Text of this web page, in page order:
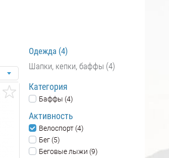
Одежда (4)
Шапки, кепки, баффы (4)
Категория
Баффы (4)
Активность
Велоспорт (4)
Бег (5)
Беговые лыжи (9)